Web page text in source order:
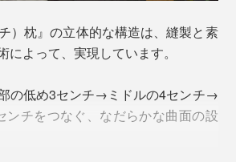
）枕』の立体的な構造は、縫製と素
によって、実現しています。
の低め3センチ→ミドルの4センチ→
ンチをつなぐ、なだらかな曲面の設